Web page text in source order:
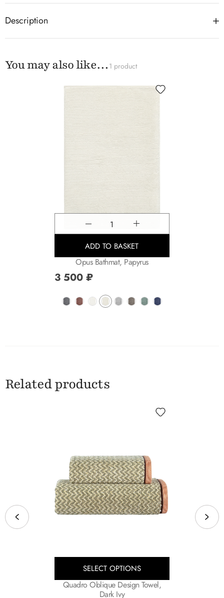
Description
You may also like… 1 product
Quantity
ADD TO BASKET
Opus Bathmat, Papyrus
3 500 ₽
Выбрать нужный цвет
Выбрать нужный цвет
Выбрать нужный цвет
Выбрать нужный цвет
Выбрать нужный цвет
Выбрать нужный цвет
Выбрать нужный цвет
Выбрать нужный
Related products
SELECT OPTIONS
Quadro Oblique Design Towel,
Dark Ivy